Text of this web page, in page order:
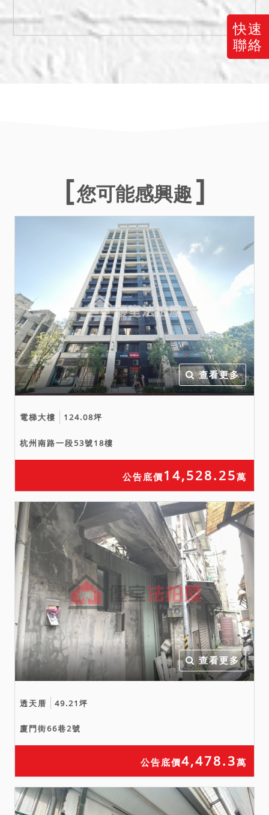
快速
聯絡
您可能感興趣
查看更多
電梯大樓 124.08坪
杭州南路一段53號18樓
公告底價 14,528.25萬
查看更多
透天厝 49.21坪
廈門街66巷2號
公告底價4,478.3萬